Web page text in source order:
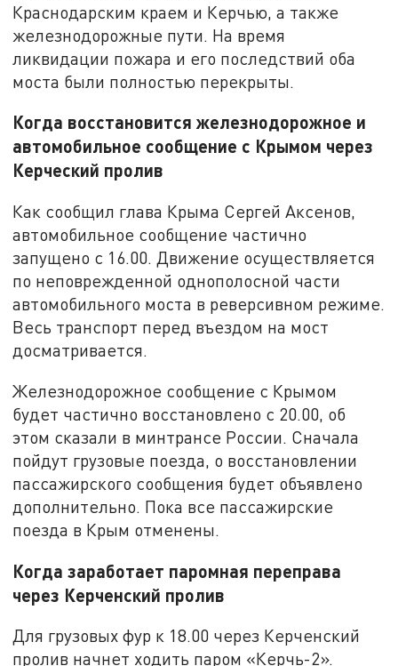
Краснодарским краем и Керчью, а также
железнодорожные пути. На время
ликвидации пожара и его последствий оба
моста были полностью перекрыты.
Когда восстановится железнодорожное и
автомобильное сообщение с Крымом через
Керческий пролив
Как сообщил глава Крыма Сергей Аксенов,
автомобильное сообщение частично
запущено с 16.00. Движение осуществляется
по неповрежденной однополосной части
автомобильного моста в реверсивном режиме.
Весь транспорт перед въездом на мост
досматривается.
Железнодорожное сообщение с Крымом
будет частично восстановлено с 20.00, об
этом сказали в минтрансе России. Сначала
пойдут грузовые поезда, о восстановлении
пассажирского сообщения будет объявлено
дополнительно. Пока все пассажирские
поезда в Крым отменены.
Когда заработает паромная переправа
через Керченский пролив
Для грузовых фур к 18.00 через Керченский
пролив начнет ходить паром «Керчь-2».